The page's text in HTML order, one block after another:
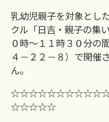
乳幼児親子を対象とし
クル「日吉・親子の集
０時～１１時３０分の
４－２２－８）で開催
ん。
☆☆☆☆☆